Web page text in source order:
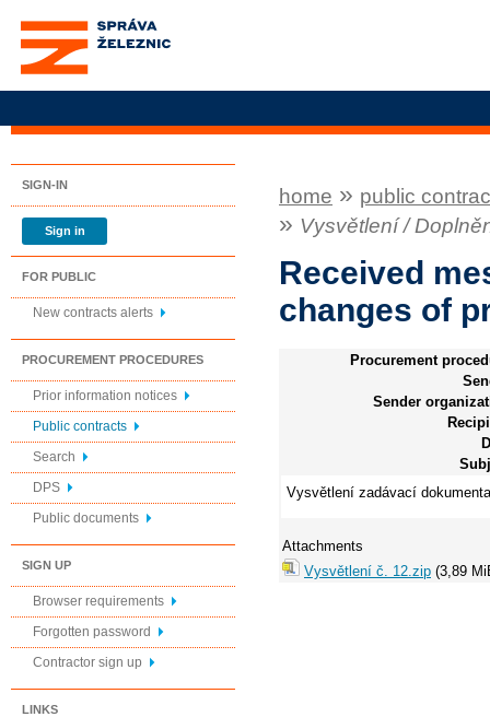
Správa železnic, státní
organizace
SIGN-IN
Sign in
FOR PUBLIC
New contracts alerts
PROCUREMENT PROCEDURES
Prior information notices
Public contracts
Search
DPS
Public documents
SIGN UP
Browser requirements
Forgotten password
Contractor sign up
LINKS
home » public
» Vysvětlení /
Received
changes of
Procurement
Sender
Vysvětlení zadávací
Attachments
Vysvětlení č. 12.zip (3,89